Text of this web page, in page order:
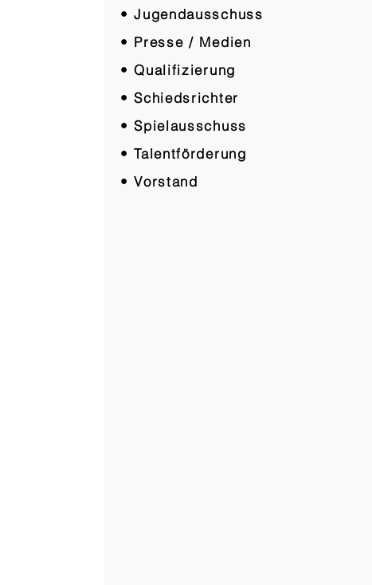
• Jugendausschuss
• Presse / Medien
• Qualifizierung
• Schiedsrichter
• Spielausschuss
• Talentförderung
• Vorstand